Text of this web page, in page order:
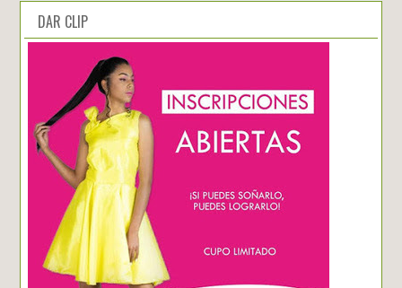
DAR CLIP